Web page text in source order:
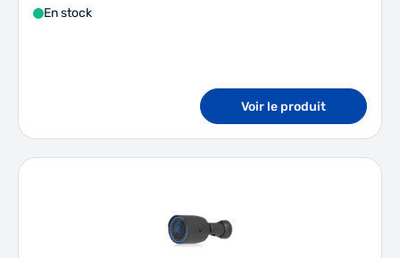
En stock
Voir le produit